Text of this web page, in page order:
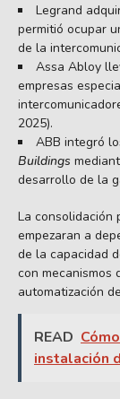
Legrand
permitió ocupar
de la
Assa Abloy
empresas
2025).
ABB integró
Buildings
desarrollo de la
La consolidación
empezaran a
de la capacidad
con mecanismos
automatización
READ
instalación